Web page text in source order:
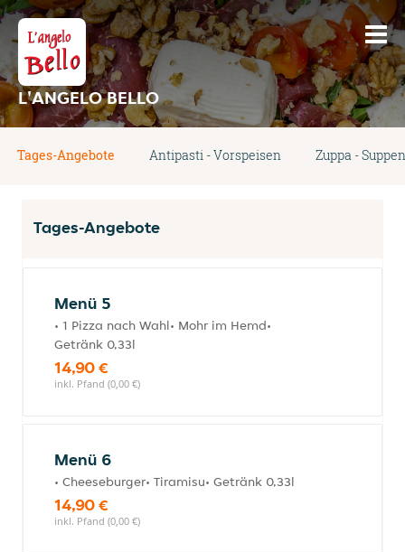
L'ANGELO BELLO
Tages-Angebote Antipasti - Vorspeisen Zuppa - Suppen
Tages-Angebote
Menü 5
• 1 Pizza nach Wahl• Mohr im Hemd•
Getränk 0,33l
14,90 €
inkl. Pfand (0,00 €)
Menü 6
• Cheeseburger• Tiramisu• Getränk 0,33l
14,90 €
inkl. Pfand (0,00 €)